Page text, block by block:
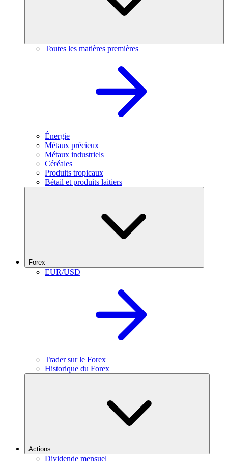
Toutes les matières premières
Énergie
Métaux précieux
Métaux industriels
Céréales
Produits tropicaux
Bétail et produits laitiers
Forex
EUR/USD
Trader sur le Forex
Historique du Forex
Actions
Dividende mensuel